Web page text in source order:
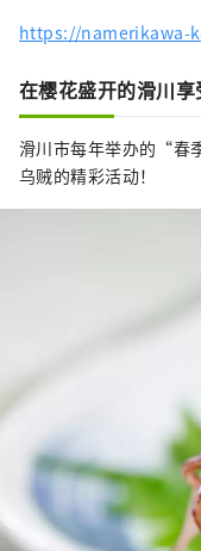
https://namerikawa-
在樱花盛开的滑川
滑川市每年举办的“春
乌贼的精彩活动！